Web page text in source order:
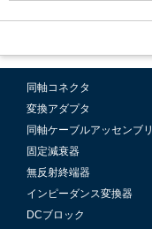
同軸コネクタ
変換アダプタ
同軸ケーブルアッセンブリ
固定減衰器
無反射終端器
インピーダンス変換器
DCブロック